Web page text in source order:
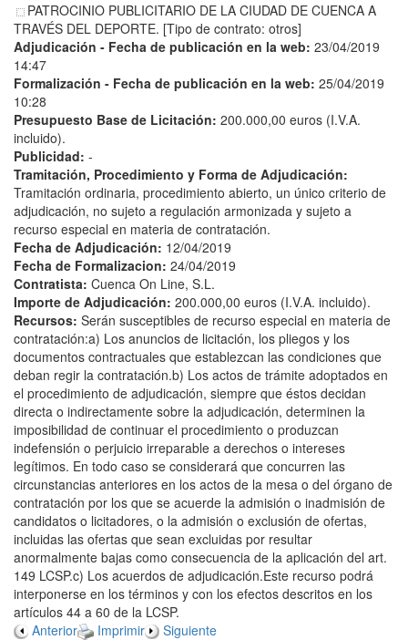
PATROCINIO PUBLICITARIO DE LA CIUDAD DE CUENCA A
TRAVÉS DEL DEPORTE. [Tipo de contrato: otros]
Adjudicación - Fecha de publicación en la web: 23/04/2019
14:47
Formalización - Fecha de publicación en la web: 25/04/2019
10:28
Presupuesto Base de Licitación: 200.000,00 euros (I.V.A.
incluido).
Publicidad: -
Tramitación, Procedimiento y Forma de Adjudicación:
Tramitación ordinaria, procedimiento abierto, un único criterio de
adjudicación, no sujeto a regulación armonizada y sujeto a
recurso especial en materia de contratación.
Fecha de Adjudicación: 12/04/2019
Fecha de Formalizacion: 24/04/2019
Contratista: Cuenca On Line, S.L.
Importe de Adjudicación: 200.000,00 euros (I.V.A. incluido).
Recursos: Serán susceptibles de recurso especial en materia de
contratación:a) Los anuncios de licitación, los pliegos y los
documentos contractuales que establezcan las condiciones que
deban regir la contratación.b) Los actos de trámite adoptados en
el procedimiento de adjudicación, siempre que éstos decidan
directa o indirectamente sobre la adjudicación, determinen la
imposibilidad de continuar el procedimiento o produzcan
indefensión o perjuicio irreparable a derechos o intereses
legítimos. En todo caso se considerará que concurren las
circunstancias anteriores en los actos de la mesa o del órgano de
contratación por los que se acuerde la admisión o inadmisión de
candidatos o licitadores, o la admisión o exclusión de ofertas,
incluidas las ofertas que sean excluidas por resultar
anormalmente bajas como consecuencia de la aplicación del art.
149 LCSP.c) Los acuerdos de adjudicación.Este recurso podrá
interponerse en los términos y con los efectos descritos en los
artículos 44 a 60 de la LCSP.
Anterior
Imprimir Siguiente